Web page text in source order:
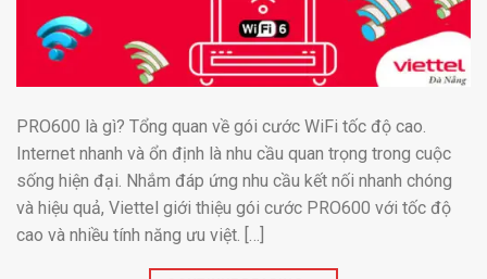
PRO600 là gì? Tổng quan về gói cước WiFi tốc độ cao.
Internet nhanh và ổn định là nhu cầu quan trọng trong cuộc
sống hiện đại. Nhắm đáp ứng nhu cầu kết nối nhanh chóng
và hiệu quả, Viettel giới thiệu gói cước PRO600 với tốc độ
cao và nhiều tính năng ưu việt. […]